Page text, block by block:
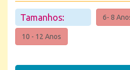
Tamanhos: 6- 8
10 - 12 Anos